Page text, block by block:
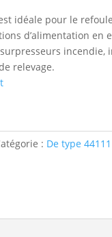
idéale pour le
d’alimentation en
incendie,
relevage.
: De type 44111